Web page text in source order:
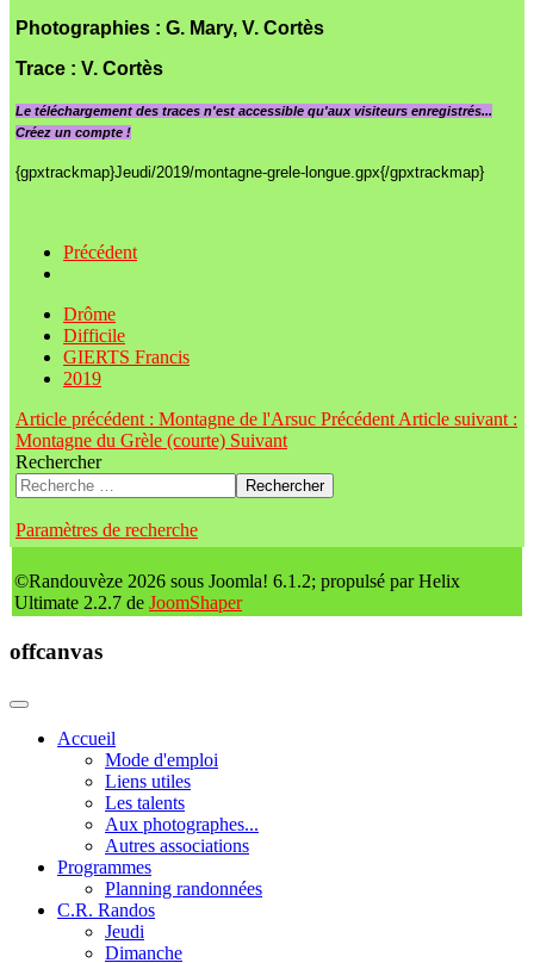
Photographies : G. Mary, V. Cortès
Trace : V. Cortès
Le téléchargement des traces n'est accessible qu'aux visiteurs enregistrés...
Créez un compte !
{gpxtrackmap}Jeudi/2019/montagne-grele-longue.gpx{/gpxtrackmap}
Précédent
Drôme
Difficile
GIERTS Francis
2019
Article précédent : Montagne de l'Arsuc Précédent Article suivant :
Montagne du Grèle (courte) Suivant
Rechercher
Rechercher
Paramètres de recherche
©Randouvèze 2026 sous Joomla! 6.1.2; propulsé par Helix
Ultimate 2.2.7 de JoomShaper
offcanvas
Accueil
Mode d'emploi
Liens utiles
Les talents
Aux photographes...
Autres associations
Programmes
Planning randonnées
C.R. Randos
Jeudi
Dimanche